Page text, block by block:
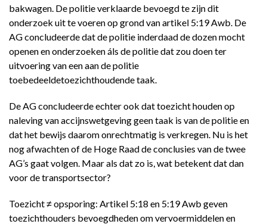
bakwagen. De politie verklaarde bevoegd te zijn dit
onderzoek uit te voeren op grond van artikel 5:19 Awb. De
AG concludeerde dat de politie inderdaad de dozen mocht
openen en onderzoeken áls de politie dat zou doen ter
uitvoering van een aan de politie
toebedeeldetoezichthoudende taak.
De AG concludeerde echter ook dat toezicht houden op
naleving van accijnswetgeving geen taak is van de politie en
dat het bewijs daarom onrechtmatig is verkregen. Nu is het
nog afwachten of de Hoge Raad de conclusies van de twee
AG’s gaat volgen. Maar als dat zo is, wat betekent dat dan
voor de transportsector?
Toezicht ≠ opsporing: Artikel 5:18 en 5:19 Awb geven
toezichthouders bevoegdheden om vervoermiddelen en